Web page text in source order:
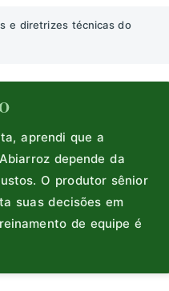
e diretrizes técnicas do
aprendi que a
depende da
O produtor sênior
suas decisões em
de equipe é